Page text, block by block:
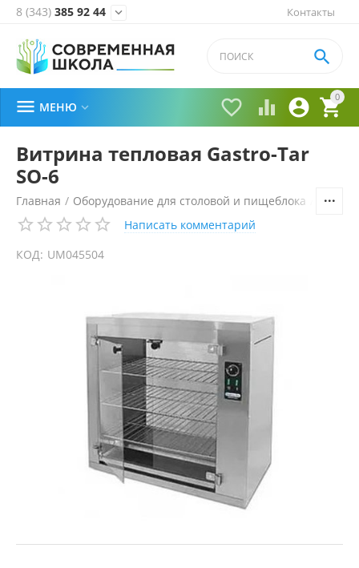
Контакты
8 (343) 385 92 44 
0


 

 МЕНЮ 
Витрина тепловая Gastro-Tar
SO-6
Главная / Оборудование для столовой и пищеблока
Написать комментарий
КОД: UM045504